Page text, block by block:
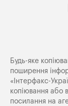
Будь-яке
поширення
«Iнтерфакс-
копіювання або
посилання на